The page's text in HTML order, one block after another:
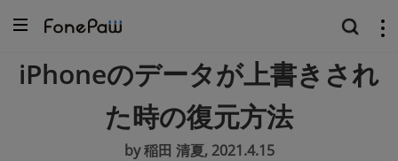
iPhoneのデータが上書きされ
た時の復元方法
by 稲田 清夏, 2021.4.15